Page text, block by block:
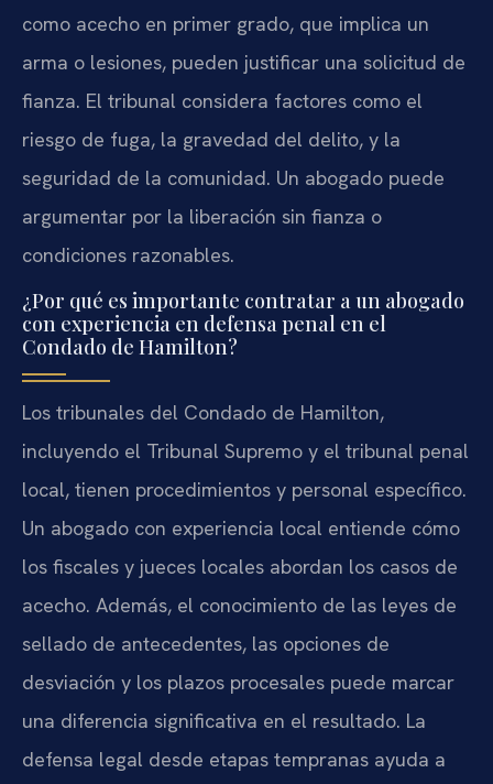
como acecho en primer grado, que implica un
arma o lesiones, pueden justificar una solicitud de
fianza. El tribunal considera factores como el
riesgo de fuga, la gravedad del delito, y la
seguridad de la comunidad. Un abogado puede
argumentar por la liberación sin fianza o
condiciones razonables.
¿Por qué es importante contratar a un abogado
con experiencia en defensa penal en el
Condado de Hamilton?
Los tribunales del Condado de Hamilton,
incluyendo el Tribunal Supremo y el tribunal penal
local, tienen procedimientos y personal específico.
Un abogado con experiencia local entiende cómo
los fiscales y jueces locales abordan los casos de
acecho. Además, el conocimiento de las leyes de
sellado de antecedentes, las opciones de
desviación y los plazos procesales puede marcar
una diferencia significativa en el resultado. La
defensa legal desde etapas tempranas ayuda a